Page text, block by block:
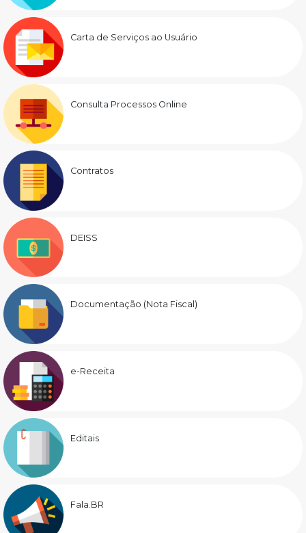
Carta de Serviços ao Usuário
Consulta Processos Online
Contratos
DEISS
Documentação (Nota Fiscal)
e-Receita
Editais
Fala.BR